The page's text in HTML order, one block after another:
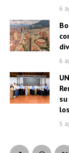
d
i
o
6
6
5